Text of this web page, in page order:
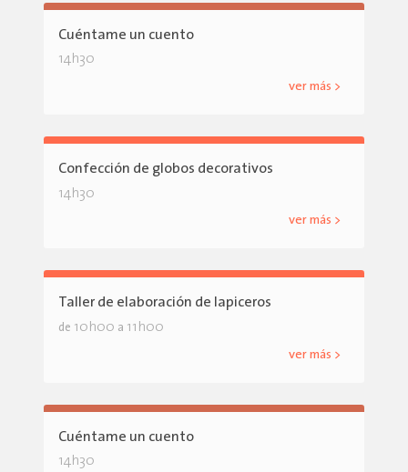
Cuéntame un cuento
14h30
ver más >
Confección de globos decorativos
14h30
ver más >
Taller de elaboración de lapiceros
de 10h00 a 11h00
ver más >
Cuéntame un cuento
14h30